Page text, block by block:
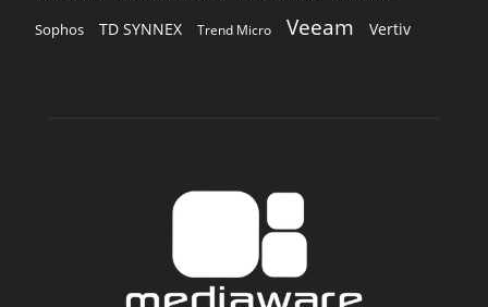
Sophos TD SYNNEX Trend Micro Veeam Vertiv